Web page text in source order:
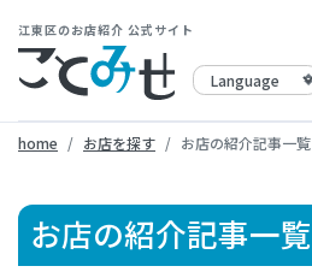
江東区のお店紹介 公式サイト
home お店を探す お店の紹介記事一覧
お店の紹介記事一覧